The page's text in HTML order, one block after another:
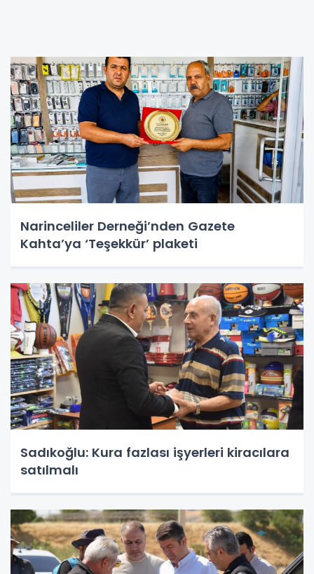
Narinceliler Derneği’nden Gazete
Kahta’ya ‘Teşekkür’ plaketi
Sadıkoğlu: Kura fazlası işyerleri kiracılara
satılmalı